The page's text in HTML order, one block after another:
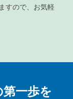
すので、お気軽
一歩を